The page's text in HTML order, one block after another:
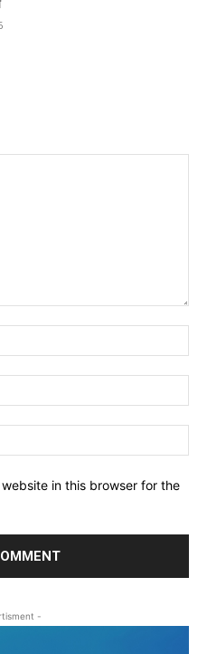
in this browser for the
-